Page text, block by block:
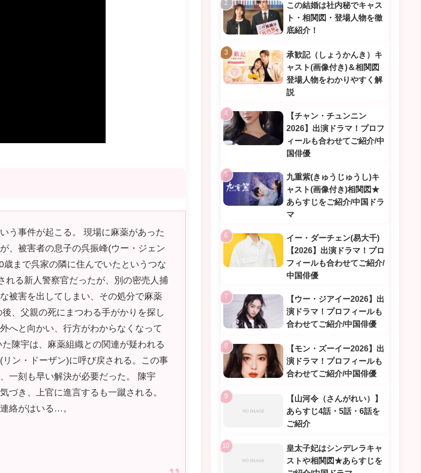
う事件が起こる。 現場に麻薬があった
、被害者の息子の呉振峰(ウー・ジェン
まで呉家の隣に住んでいたというつな
れる新人警察官だったが、別の密売人捕
被害を出してしまい、その処分で麻薬
、父親の死にまつわる手がかりを探し
へと向かい、行方がわからなくなって
陳宇は、麻薬組織との関連が疑われる
ン・ドーザン)に呼び戻される。この事
一刻も早い解決が必要だった。 陳宇
づき、上官に進言するも一蹴される。
絡がはいる…。
この結婚は社内秘でキャス
ト・相関図・登場人物を徹
底紹介！
承歓記（しょうかんき）キ
ャスト(画像付き)＆相関図
登場人物をわかりやすく解
説
【チャン・チュンニン
2026】出演ドラマ！プロフ
ィールも合わせてご紹介/中
国俳優
九重紫(きゅうじゅうし)キ
ャスト(画像付き)相関図★
あらすじをご紹介/中国ドラ
マ
イー・ダーチェン(易大千)
【2026】出演ドラマ！プロ
フィールも合わせてご紹介/
中国俳優
【ウー・ジアイー2026】出
演ドラマ！プロフィールも
合わせてご紹介/中国俳優
【モン・ズーイー2026】出
演ドラマ！プロフィールも
合わせてご紹介/中国俳優
【山河令（さんがれい）】
あらすじ4話・5話・6話を
ご紹介
皇太子妃はシンデレラキャ
ストや相関図★あらすじを